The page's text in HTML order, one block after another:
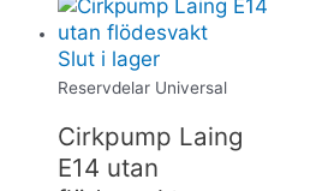
Slut i lager
Reservdelar Universal
Cirkpump Laing
E14 utan